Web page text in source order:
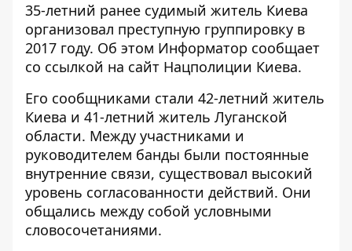
35-летний ранее судимый житель Киева
организовал преступную группировку в
2017 году. Об этом Информатор сообщает
со ссылкой на сайт Нацполиции Киева.
Его сообщниками стали 42-летний житель
Киева и 41-летний житель Луганской
области. Между участниками и
руководителем банды были постоянные
внутренние связи, существовал высокий
уровень согласованности действий. Они
общались между собой условными
словосочетаниями.